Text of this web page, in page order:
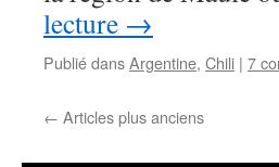
lecture →
Publié dansArgentine, Chili | 7
← Articles plus anciens